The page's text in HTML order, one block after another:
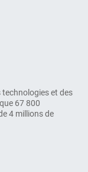
technologies et des
67 800
4 millions de